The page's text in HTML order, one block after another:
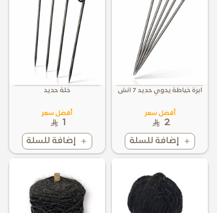
إضافة للسلة
ابرة خياطة يدوي حديد 7 انش
أفضل سعر
2
إضافة للسلة
خلة حديد
أفضل سعر
1